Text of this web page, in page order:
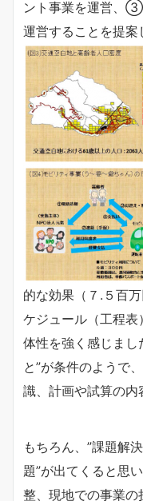
ント事業を運営、③
運営することを提案
的な効果（７.５百
ケジュール（工程
体性を強く感じまし
と”が条件のようで
識、計画や試算の内
もちろん、”課題解
題”が出てくると思
整、現地での事業